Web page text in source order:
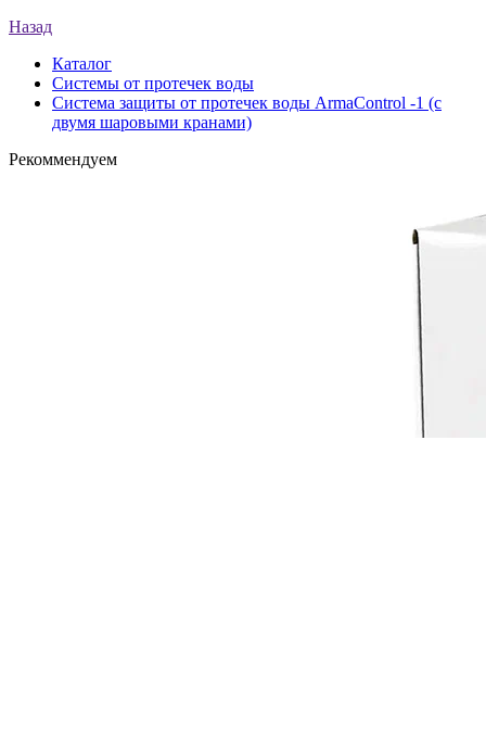
Назад
Каталог
Системы от протечек воды
Система защиты от протечек воды ArmaControl -1 (с
двумя шаровыми кранами)
Рекоммендуем